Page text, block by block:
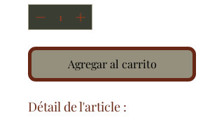
Agregar al carrito
Détail de l'article :